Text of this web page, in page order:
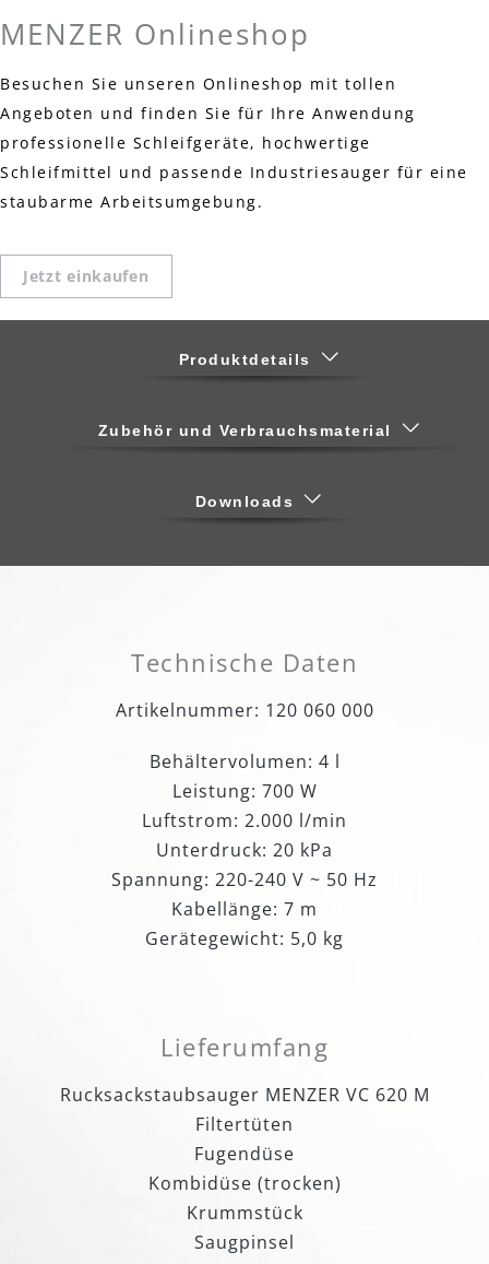
MENZER Onlineshop
Besuchen Sie unseren Onlineshop mit tollen
Angeboten und finden Sie für Ihre Anwendung
professionelle Schleifgeräte, hochwertige
Schleifmittel und passende Industriesauger für eine
staubarme Arbeitsumgebung.
Jetzt einkaufen
Produktdetails
Zubehör und Verbrauchsmaterial
Downloads
Technische Daten
Artikelnummer: 120 060 000
Behältervolumen: 4 l
Leistung: 700 W
Luftstrom: 2.000 l/min
Unterdruck: 20 kPa
Spannung: 220-240 V ~ 50 Hz
Kabellänge: 7 m
Gerätegewicht: 5,0 kg
Lieferumfang
Rucksackstaubsauger MENZER VC 620 M
Filtertüten
Fugendüse
Kombidüse (trocken)
Krummstück
Saugpinsel